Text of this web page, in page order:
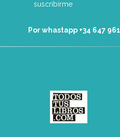
Por whastapp +34 ‭647